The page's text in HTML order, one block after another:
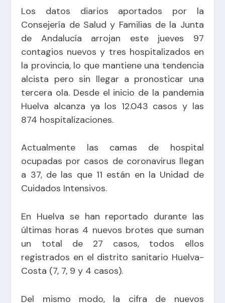
Los datos diarios aportados por la
Consejería de Salud y Familias de la Junta
de Andalucía arrojan este jueves 97
contagios nuevos y tres hospitalizados en
la provincia, lo que mantiene una tendencia
alcista pero sin llegar a pronosticar una
tercera ola. Desde el inicio de la pandemia
Huelva alcanza ya los 12.043 casos y las
874 hospitalizaciones.
Actualmente las camas de hospital
ocupadas por casos de coronavirus llegan
a 37, de las que 11 están en la Unidad de
Cuidados Intensivos.
En Huelva se han reportado durante las
últimas horas 4 nuevos brotes que suman
un total de 27 casos, todos ellos
registrados en el distrito sanitario Huelva-
Costa (7, 7, 9 y 4 casos).
Del mismo modo, la cifra de nuevos